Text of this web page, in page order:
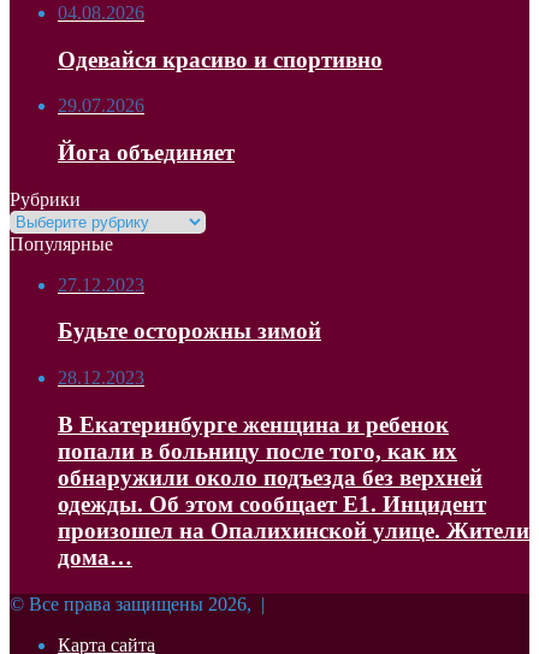
04.08.2026
Одевайся красиво и спортивно
29.07.2026
Йога объединяет
Рубрики
Рубрики
Популярные
27.12.2023
Будьте осторожны зимой
28.12.2023
В Екатеринбурге женщина и ребенок
попали в больницу после того, как их
обнаружили около подъезда без верхней
одежды. Об этом сообщает Е1. Инцидент
произошел на Опалихинской улице. Жители
дома…
© Все права защищены 2026, |
Карта сайта